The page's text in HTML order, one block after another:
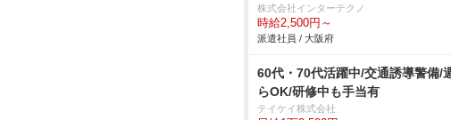
株式会社インターテクノ
時給2,500円～
派遣社員 / 大阪府
60代・70代活躍中/交通誘導警備/
らOK/研修中も手当有
テイケイ株式会社